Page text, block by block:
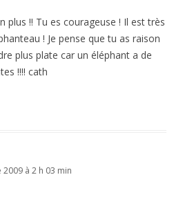
plus !! Tu es courageuse ! Il est très
! Je pense que tu as raison
plus plate car un éléphant a de
!!!! cath
à 2 h 03 min